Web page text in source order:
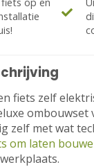
fiets zelf
ombouwset
zelf met wat
om laten